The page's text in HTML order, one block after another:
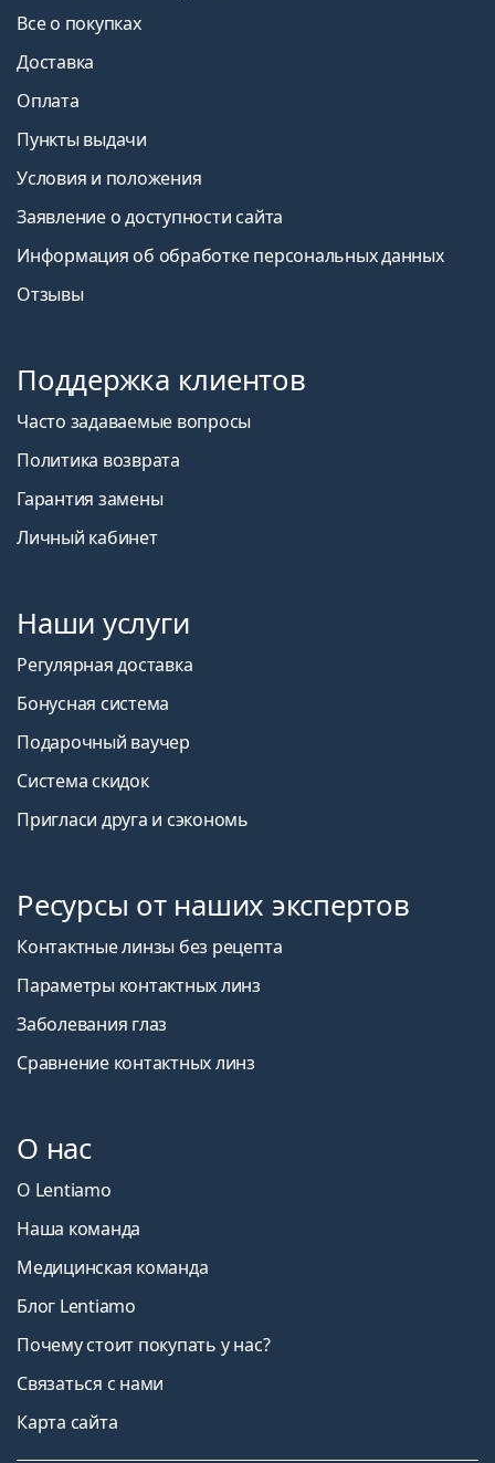
Все о покупках
Доставка
Оплата
Пункты выдачи
Условия и положения
Заявление о доступности сайта
Информация об обработке персональных данных
Отзывы
Поддержка клиентов
Часто задаваемые вопросы
Политика возврата
Гарантия замены
Личный кабинет
Наши услуги
Регулярная доставка
Бонусная система
Подарочный ваучер
Система скидок
Пригласи друга и сэкономь
Ресурсы от наших экспертов
Контактные линзы без рецепта
Параметры контактных линз
Заболевания глаз
Сравнение контактных линз
О нас
О Lentiamo
Наша команда
Медицинская команда
Блог Lentiamo
Почему стоит покупать у нас?
Связаться с нами
Карта сайта